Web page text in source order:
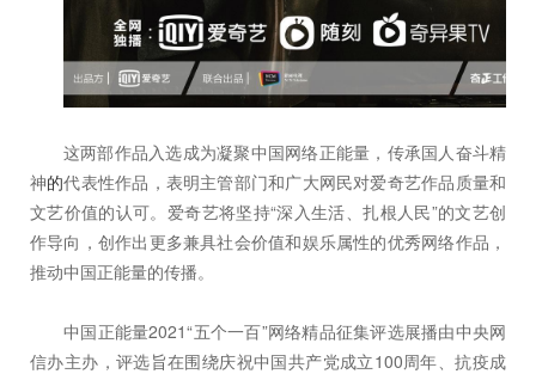
这两部作品入选成为凝聚中国网络正能量，传承国人奋斗精
神的代表性作品，表明主管部门和广大网民对爱奇艺作品质量和
文艺价值的认可。爱奇艺将坚持“深入生活、扎根人民”的文艺创
作导向，创作出更多兼具社会价值和娱乐属性的优秀网络作品，
推动中国正能量的传播。
中国正能量2021“五个一百”网络精品征集评选展播由中央网
信办主办，评选旨在围绕庆祝中国共产党成立100周年、抗疫成